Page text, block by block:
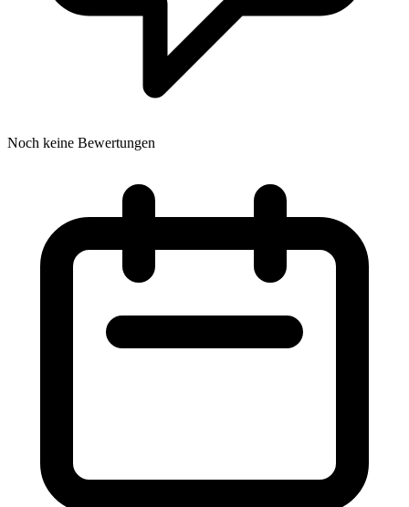
Noch keine Bewertungen